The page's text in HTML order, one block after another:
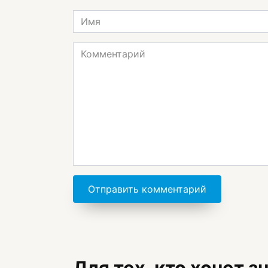
Имя
*
Комментарий